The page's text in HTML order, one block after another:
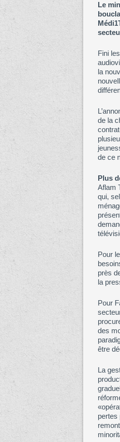
Le
Fini
la
de la
de ce
Plus
Aflam
qui,
Pour
près
la
Pour
des
être
La
pertes